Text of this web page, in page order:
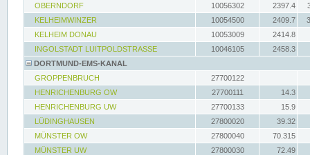
OBERNDORF
10056302 2397.4
KELHEIMWINZER
10054500 2409.7
KELHEIM DONAU
10053009
2414.8
INGOLSTADT LUITPOLDSTRASSE
10046105
2458.3
DORTMUND-EMS-KANAL
GROPPENBRUCH
27700122
HENRICHENBURG OW
27700111
14.3
HENRICHENBURG UW
27700133
15.9
LÜDINGHAUSEN
27800020
39.32
MÜNSTER OW
27800040
70.315
MÜNSTER UW
27800030
72.49